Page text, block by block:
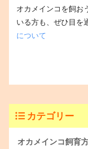
オカメインコを飼お
いる方も、ぜひ目を
について
カテゴリー
オカメインコ飼育